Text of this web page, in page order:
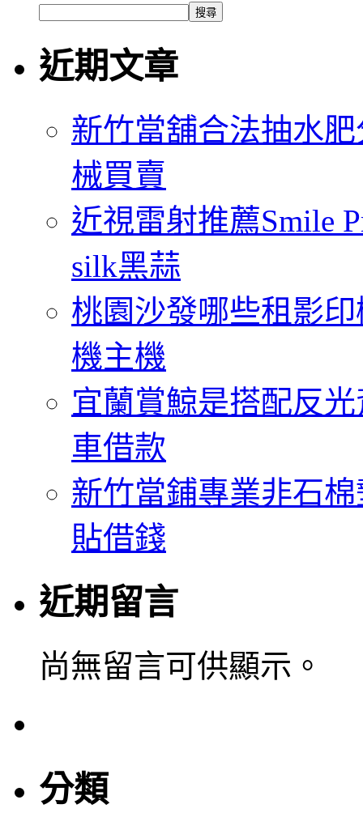
搜尋
近期文章
新竹當舖合法抽水
械買賣
近視雷射推薦Smile
silk黑蒜
桃園沙發哪些租影
機主機
宜蘭賞鯨是搭配反
車借款
新竹當鋪專業非石
貼借錢
近期留言
尚無留言可供顯示。
分類